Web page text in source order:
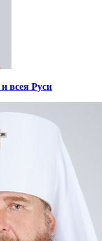
и всея Руси